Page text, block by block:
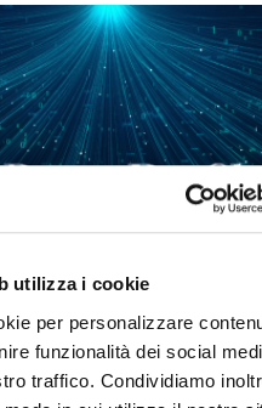
utilizza i cookie
per personalizzare
funzionalità dei social
traffico. Condividiamo